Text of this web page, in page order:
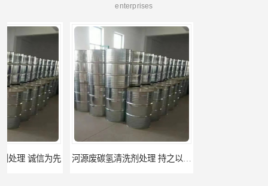
enterprises
河源废碳氢清洗剂处理 持之以恒为客户服务